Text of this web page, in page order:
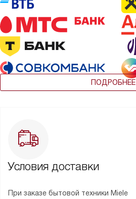
ПОДРОБНЕЕ
Условия доставки
При заказе бытовой техники Miele